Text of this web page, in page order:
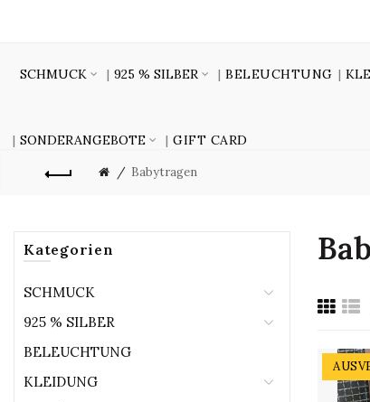
SCHMUCK 925 % SILBER BELEUCHTUNG
SONDERANGEBOTE GIFT CARD
Babytragen
Kategorien
SCHMUCK
925 % SILBER
BELEUCHTUNG
KLEIDUNG